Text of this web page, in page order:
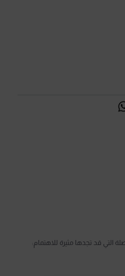
التي قد تجدها مثيرة للاهتمام: